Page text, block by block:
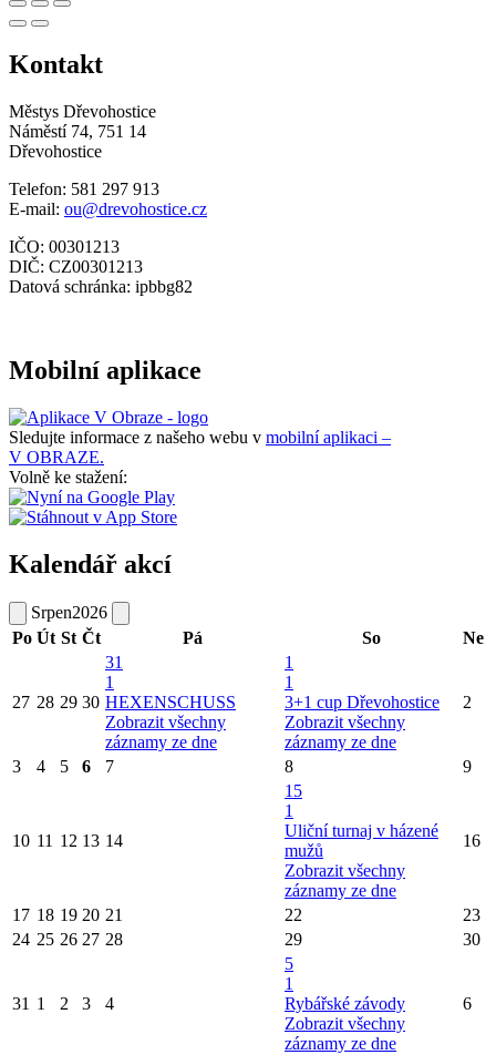
Kontakt
Městys Dřevohostice
Náměstí 74, 751 14
Dřevohostice
Telefon: 581 297 913
E-mail: ou@drevohostice.cz
IČO: 00301213
DIČ: CZ00301213
Datová schránka: ipbbg82
Mobilní aplikace
Sledujte informace z našeho webu v mobilní aplikaci –
V OBRAZE.
Volně ke stažení:
Kalendář akcí
Srpen2026
Po Út St Čt Pá So Ne
27 28 29 30
31
1
HEXENSCHUSS
Zobrazit všechny
záznamy ze dne
1
1
3+1 cup Dřevohostice
Zobrazit všechny
záznamy ze dne
2
3 4 5 6 7 8 9
10 11 12 13 14
15
1
Uliční turnaj v házené
mužů
Zobrazit všechny
záznamy ze dne
16
17 18 19 20 21 22
23
24 25 26 27 28 29 30
31 1 2 3 4
5
1
Rybářské závody
Zobrazit všechny
záznamy ze dne
6